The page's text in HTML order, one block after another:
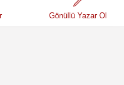
Gönüllü Yazar Ol